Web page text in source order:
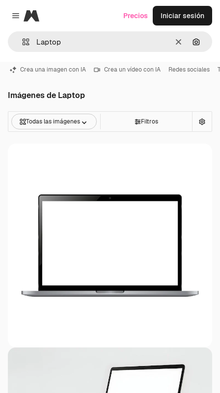
Close menu
Magnific
Borrar
Precios Iniciar sesión
Crea una imagen con IA Crea un vídeo con IA Redes sociales
Imágenes de Laptop
Todas las imágenes Filtros